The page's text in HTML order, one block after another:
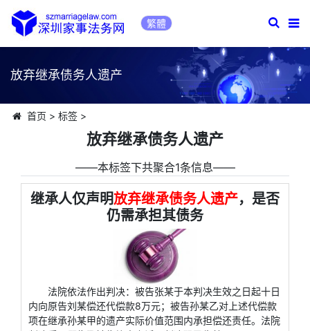
繁體
放弃继承债务人遗产
首页 > 标签>
放弃继承债务人遗产
――本标签下共聚合1条信息――
继承人仅声明放弃继承债务人遗产，是否
仍需承担其债务
法院依法作出判决：被告张某于本判决生效之日起十日
内向原告刘某偿还代偿款8万元；被告孙某乙对上述代偿款
项在继承孙某甲的遗产实际价值范围内承担偿还责任。法院